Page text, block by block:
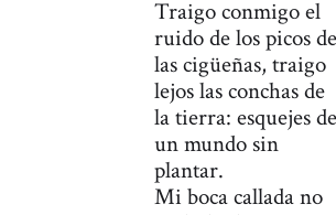
Traigo conmigo el
ruido de los picos de
las cigüeñas, traigo
lejos las conchas de
la tierra: esquejes de
un mundo sin
plantar.
Mi boca callada no